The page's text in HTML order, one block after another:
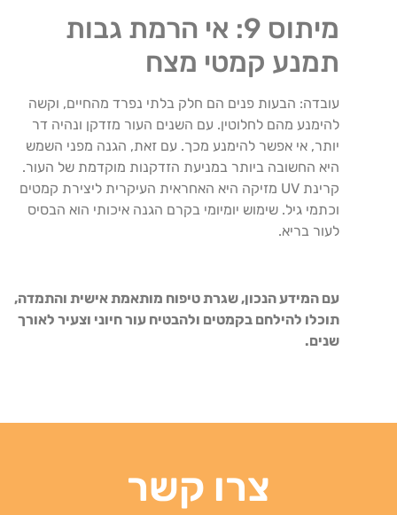
מיתוס 9: אי הרמת גבות
תמנע קמטי מצח
עובדה: הבעות פנים הם חלק בלתי נפרד מהחיים, וקשה
להימנע מהם לחלוטין. עם השנים העור מזדקן ונהיה דר
יותר, אי אפשר להימנע מכך. עם זאת, הגנה מפני השמש
היא החשובה ביותר במניעת הזדקנות מוקדמת של העור.
קרינת UV מזיקה היא האחראית העיקרית ליצירת קמטים
וכתמי גיל. שימוש יומיומי בקרם הגנה איכותי הוא הבסיס
לעור בריא.
עם המידע הנכון, שגרת טיפוח מותאמת אישית והתמדה,
תוכלו להילחם בקמטים ולהבטיח עור חיוני וצעיר לאורך
שנים.
צרו קשר